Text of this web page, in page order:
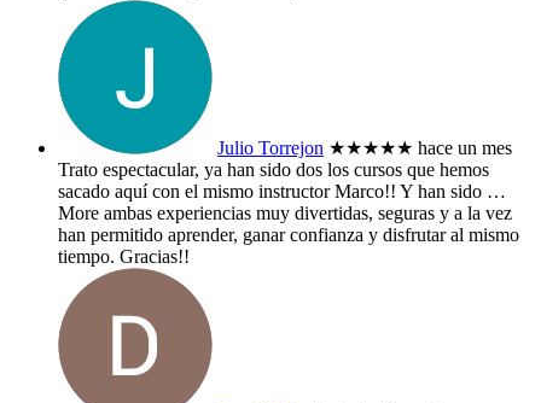
Julio Torrejon ★★★★★ hace un mes
Trato espectacular, ya han sido dos los cursos que hemos
sacado aquí con el mismo instructor Marco!! Y han sido …
More ambas experiencias muy divertidas, seguras y a la vez
han permitido aprender, ganar confianza y disfrutar al mismo
tiempo. Gracias!!